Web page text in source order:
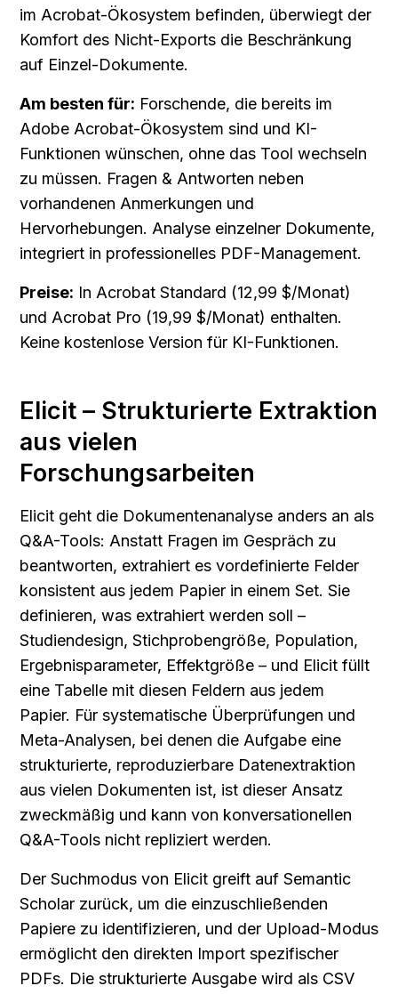
im Acrobat-Ökosystem befinden, überwiegt der
Komfort des Nicht-Exports die Beschränkung
auf Einzel-Dokumente.
Am besten für: Forschende, die bereits im
Adobe Acrobat-Ökosystem sind und KI-
Funktionen wünschen, ohne das Tool wechseln
zu müssen. Fragen & Antworten neben
vorhandenen Anmerkungen und
Hervorhebungen. Analyse einzelner Dokumente,
integriert in professionelles PDF-Management.
Preise: In Acrobat Standard (12,99 $/Monat)
und Acrobat Pro (19,99 $/Monat) enthalten.
Keine kostenlose Version für KI-Funktionen.
Elicit – Strukturierte Extraktion
aus vielen
Forschungsarbeiten
Elicit geht die Dokumentenanalyse anders an als
Q&A-Tools: Anstatt Fragen im Gespräch zu
beantworten, extrahiert es vordefinierte Felder
konsistent aus jedem Papier in einem Set. Sie
definieren, was extrahiert werden soll –
Studiendesign, Stichprobengröße, Population,
Ergebnisparameter, Effektgröße – und Elicit füllt
eine Tabelle mit diesen Feldern aus jedem
Papier. Für systematische Überprüfungen und
Meta-Analysen, bei denen die Aufgabe eine
strukturierte, reproduzierbare Datenextraktion
aus vielen Dokumenten ist, ist dieser Ansatz
zweckmäßig und kann von konversationellen
Q&A-Tools nicht repliziert werden.
Der Suchmodus von Elicit greift auf Semantic
Scholar zurück, um die einzuschließenden
Papiere zu identifizieren, und der Upload-Modus
ermöglicht den direkten Import spezifischer
PDFs. Die strukturierte Ausgabe wird als CSV